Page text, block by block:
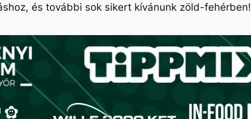
és további sok sikert kívánunk zöld-fehérben!